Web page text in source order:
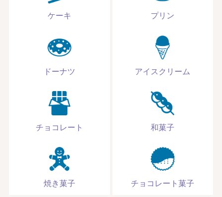
ケーキ プリン
ドーナツ アイスクリーム
チョコレート 和菓子
焼き菓子 チョコレート菓子